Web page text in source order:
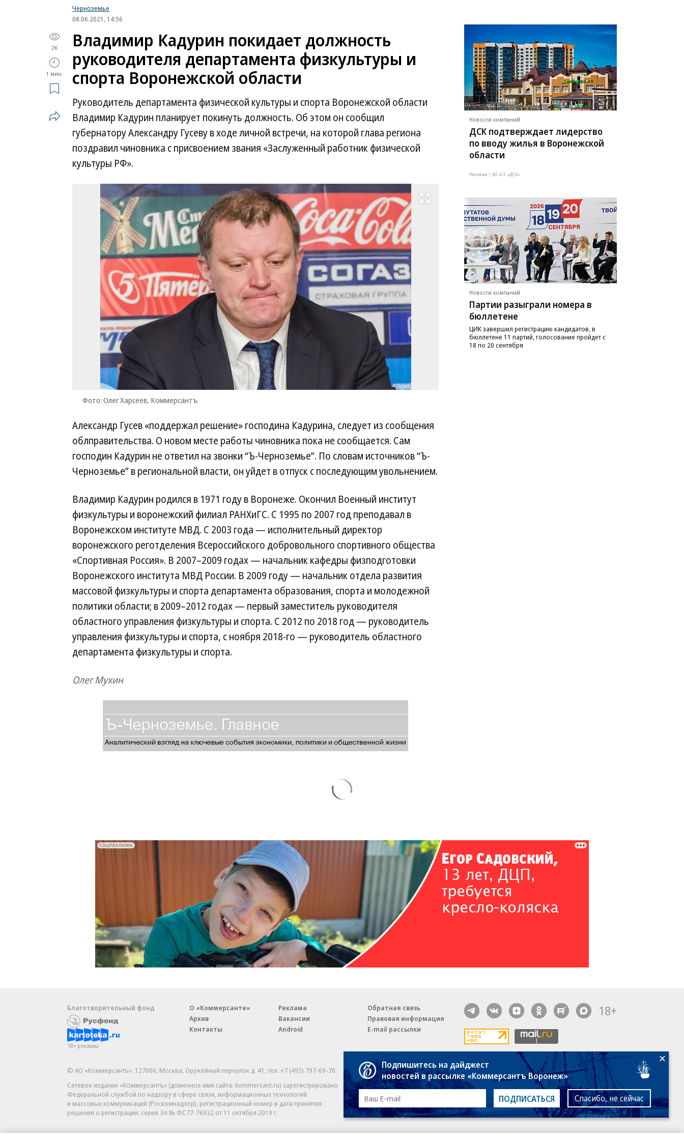
Черноземье
08.06.2021, 14:56
2K
1 мин.
Владимир Кадурин покидает должность
руководителя департамента физкультуры и
спорта Воронежской области
Руководитель департамента физической культуры и спорта Воронежской области
Владимир Кадурин планирует покинуть должность. Об этом он сообщил
губернатору Александру Гусеву в ходе личной встречи, на которой глава региона
поздравил чиновника с присвоением звания «Заслуженный работник физической
культуры РФ».
Развернуть на весь экран
Фото: Олег Харсеев, Коммерсантъ
Фото:
Харсеев,
Коммерсантъ
Александр Гусев «поддержал решение» господина Кадурина, следует из сообщения
облправительства. О новом месте работы чиновника пока не сообщается. Сам
господин Кадурин не ответил на звонки “Ъ-Черноземье”. По словам источников “Ъ-
Черноземье” в региональной власти, он уйдет в отпуск с последующим увольнением.
Владимир Кадурин родился в 1971 году в Воронеже. Окончил Военный институт
физкультуры и воронежский филиал РАНХиГС. С 1995 по 2007 год преподавал в
Воронежском институте МВД. С 2003 года — исполнительный директор
воронежского реготделения Всероссийского добровольного спортивного общества
«Спортивная Россия». В 2007–2009 годах — начальник кафедры физподготовки
Воронежского института МВД России. В 2009 году — начальник отдела развития
массовой физкультуры и спорта департамента образования, спорта и молодежной
политики области; в 2009–2012 годах — первый заместитель руководителя
областного управления физкультуры и спорта. С 2012 по 2018 год — руководитель
управления физкультуры и спорта, с ноября 2018-го — руководитель областного
департамента физкультуры и спорта.
Олег Мухин
Новости компаний
ДСК подтверждает лидерство
по вводу жилья в Воронежской
области
Реклама | АО «СЗ «ДСК»
Новости компаний
Партии разыграли номера в
бюллетене
ЦИК завершил регистрацию кандидатов, в
бюллетене 11 партий, голосование пройдет с
18 по 20 сентября
СОЦРЕКЛАМА
Благотворительный фонд
18+ реклама
О «Коммерсанте»
Архив
Контакты
Реклама
Вакансии
Android
Обратная связь
Правовая информация
E-mail рассылки
18+
© АО «Коммерсантъ». 127006, Москва, Оружейный переулок д. 41,тел. +7 (495) 797-69-70.
Сетевое издание «Коммерсантъ» (доменное имя сайта: kommersant.ru) зарегистрировано
Федеральной службой по надзору в сфере связи, информационных технологий
и массовых коммуникаций (Роскомнадзор), регистрационный номер и дата принятия
решения о регистрации: серия Эл № ФС77-76922 от 11 октября 2019 г.
Партнерские проекты/материалы, новости компаний, материалы с пометкой
«Промо» и «Официальное сообщение» опубликованы на коммерческой основе.
На kommersant.ru применяются рекомендательные технологии.
Подробнее
Подпишитесь на дайджест
новостей в рассылке «Коммерсантъ Воронеж»
ПОДПИСАТЬСЯ Спасибо, не сейчас